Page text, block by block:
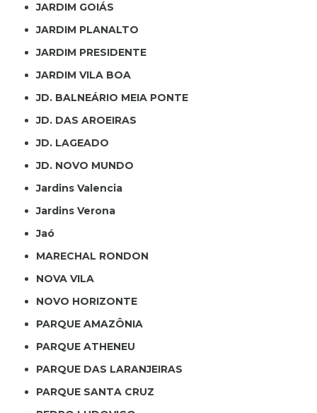
JARDIM GOIÁS
JARDIM PLANALTO
JARDIM PRESIDENTE
JARDIM VILA BOA
JD. BALNEÁRIO MEIA PONTE
JD. DAS AROEIRAS
JD. LAGEADO
JD. NOVO MUNDO
Jardins Valencia
Jardins Verona
Jaó
MARECHAL RONDON
NOVA VILA
NOVO HORIZONTE
PARQUE AMAZÔNIA
PARQUE ATHENEU
PARQUE DAS LARANJEIRAS
PARQUE SANTA CRUZ